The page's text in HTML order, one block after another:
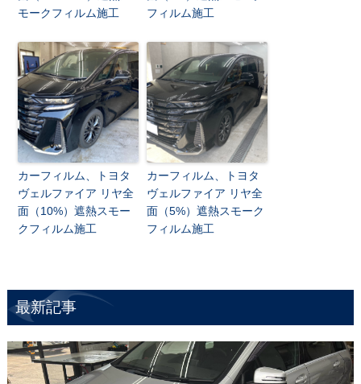
モークフィルム施工
フィルム施工
カーフィルム、トヨタ
ヴェルファイア リヤ全
面（10%）遮熱スモー
クフィルム施工
カーフィルム、トヨタ
ヴェルファイア リヤ全
面（5%）遮熱スモーク
フィルム施工
最新記事